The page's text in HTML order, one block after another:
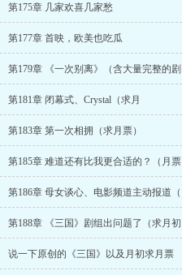
第175章 几家欢喜几家愁
第177章 首映，欧美也吃瓜
第179章 《一次别离》（含大量完整的剧
第181章 闭幕式、Crystal（求月
第183章 第一次相拥（求月票）
第185章 难道还有比我更合适的？（月票
第186章 母女谈心、电影频道主动报道（
第188章 《三国》剧组出问题了（求月初
说一下原创的《三国》以及月初求月票